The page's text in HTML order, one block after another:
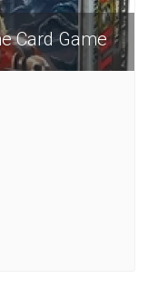
Card Game